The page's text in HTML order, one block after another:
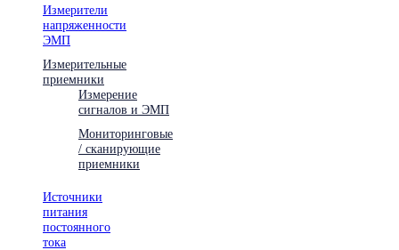
Измерители
напряженности
ЭМП
Измерительные
приемники
Измерение
сигналов и ЭМП
Мониторинговые
/ сканирующие
приемники
Источники
питания
постоянного
тока